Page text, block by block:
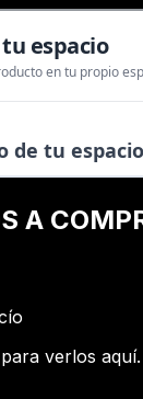
A
verlos aquí.